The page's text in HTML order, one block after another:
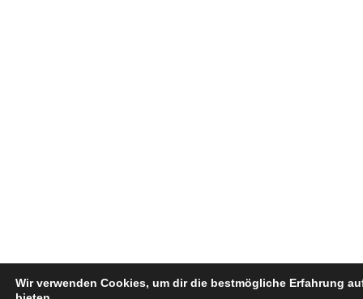
Wir verwenden Cookies, um dir die bestmögliche Erfahrung